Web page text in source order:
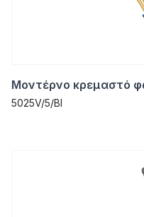
Μοντέρνο κρεμαστό
5025V/5/BI